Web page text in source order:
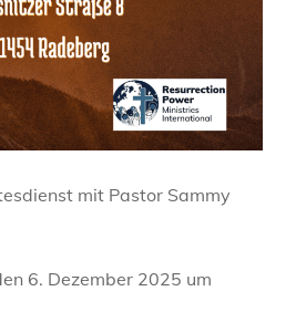
mit Pastor Sammy
6. Dezember 2025 um